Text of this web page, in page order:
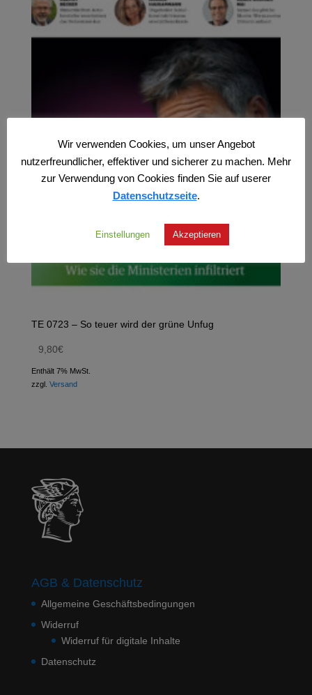
TE 0723 – So teuer wird der grüne Unfug
9,80€
Enthält 7% MwSt.
zzgl. Versand
AGB & Datenschutz
Allgemeine Geschäftsbedingungen
Widerruf
Widerruf für digitale Inhalte
Datenschutz
Wir verwenden Cookies, um unser Angebot
nutzerfreundlicher, effektiver und sicherer zu machen. Mehr
zur Verwendung von Cookies finden Sie auf userer
Datenschutzseite.
Einstellungen Akzeptieren